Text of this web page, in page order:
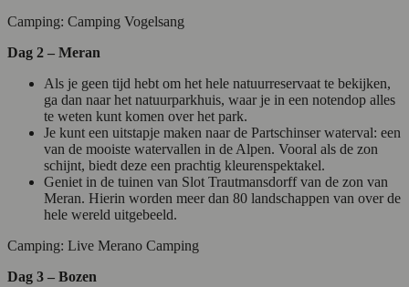
Camping: Camping Vogelsang
Dag 2 – Meran
Als je geen tijd hebt om het hele natuurreservaat te bekijken,
ga dan naar het natuurparkhuis, waar je in een notendop alles
te weten kunt komen over het park.
Je kunt een uitstapje maken naar de Partschinser waterval: een
van de mooiste watervallen in de Alpen. Vooral als de zon
schijnt, biedt deze een prachtig kleurenspektakel.
Geniet in de tuinen van Slot Trautmansdorff van de zon van
Meran. Hierin worden meer dan 80 landschappen van over de
hele wereld uitgebeeld.
Camping: Live Merano Camping
Dag 3 – Bozen